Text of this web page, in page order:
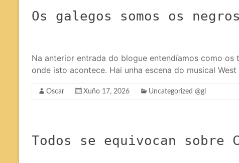
Os galegos somos os
Na anterior entrada do blogue entendíamos como os
onde isto acontece. Hai unha escena do musical
Oscar Xuño 17, 2026 Uncategorized @gl
Todos se equivocan sobre